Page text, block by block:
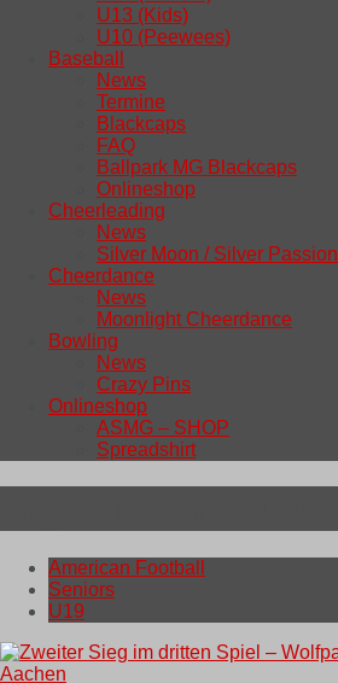
U13 (Kids)
U10 (Peewees)
Baseball
News
Termine
Blackcaps
FAQ
Ballpark MG Blackcaps
Onlineshop
Cheerleading
News
Silver Moon / Silver Passion
Cheerdance
News
Moonlight Cheerdance
Bowling
News
Crazy Pins
Onlineshop
ASMG – SHOP
Spreadshirt
American Football
Seniors
U19